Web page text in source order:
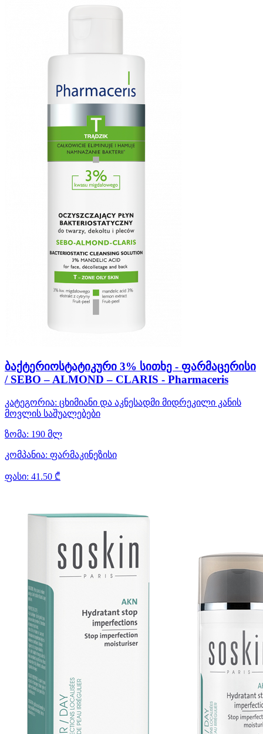
ბაქტერიოსტატიკური 3% სითხე - ფარმაცერისი
/ SEBO – ALMOND – CLARIS - Pharmaceris
კატეგორია: ცხიმიანი და აკნესადმი მიდრეკილი კანის
მოვლის საშუალებები
ზომა: 190 მლ
კომპანია: ფარმაკინეზისი
ფასი: 41.50 ₾